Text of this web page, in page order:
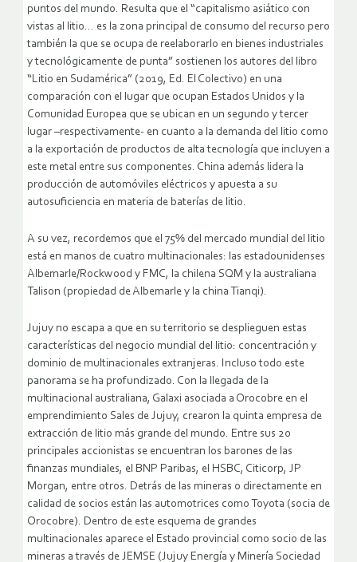
puntos del mundo. Resulta que el “capitalismo asiático con
vistas al litio… es la zona principal de consumo del recurso pero
también la que se ocupa de reelaborarlo en bienes industriales
y tecnológicamente de punta” sostienen los autores del libro
“Litio en Sudamérica” (2019, Ed. El Colectivo) en una
comparación con el lugar que ocupan Estados Unidos y la
Comunidad Europea que se ubican en un segundo y tercer
lugar –respectivamente- en cuanto a la demanda del litio como
a la exportación de productos de alta tecnología que incluyen a
este metal entre sus componentes. China además lidera la
producción de automóviles eléctricos y apuesta a su
autosuficiencia en materia de baterías de litio.
A su vez, recordemos que el 75% del mercado mundial del litio
está en manos de cuatro multinacionales: las estadounidenses
Albemarle/Rockwood y FMC, la chilena SQM y la australiana
Talison (propiedad de Albemarle y la china Tianqi).
Jujuy no escapa a que en su territorio se desplieguen estas
características del negocio mundial del litio: concentración y
dominio de multinacionales extranjeras. Incluso todo este
panorama se ha profundizado. Con la llegada de la
multinacional australiana, Galaxi asociada a Orocobre en el
emprendimiento Sales de Jujuy, crearon la quinta empresa de
extracción de litio más grande del mundo. Entre sus 20
principales accionistas se encuentran los barones de las
finanzas mundiales, el BNP Paribas, el HSBC, Citicorp, JP
Morgan, entre otros. Detrás de las mineras o directamente en
calidad de socios están las automotrices como Toyota (socia de
Orocobre). Dentro de este esquema de grandes
multinacionales aparece el Estado provincial como socio de las
mineras a través de JEMSE (Jujuy Energía y Minería Sociedad